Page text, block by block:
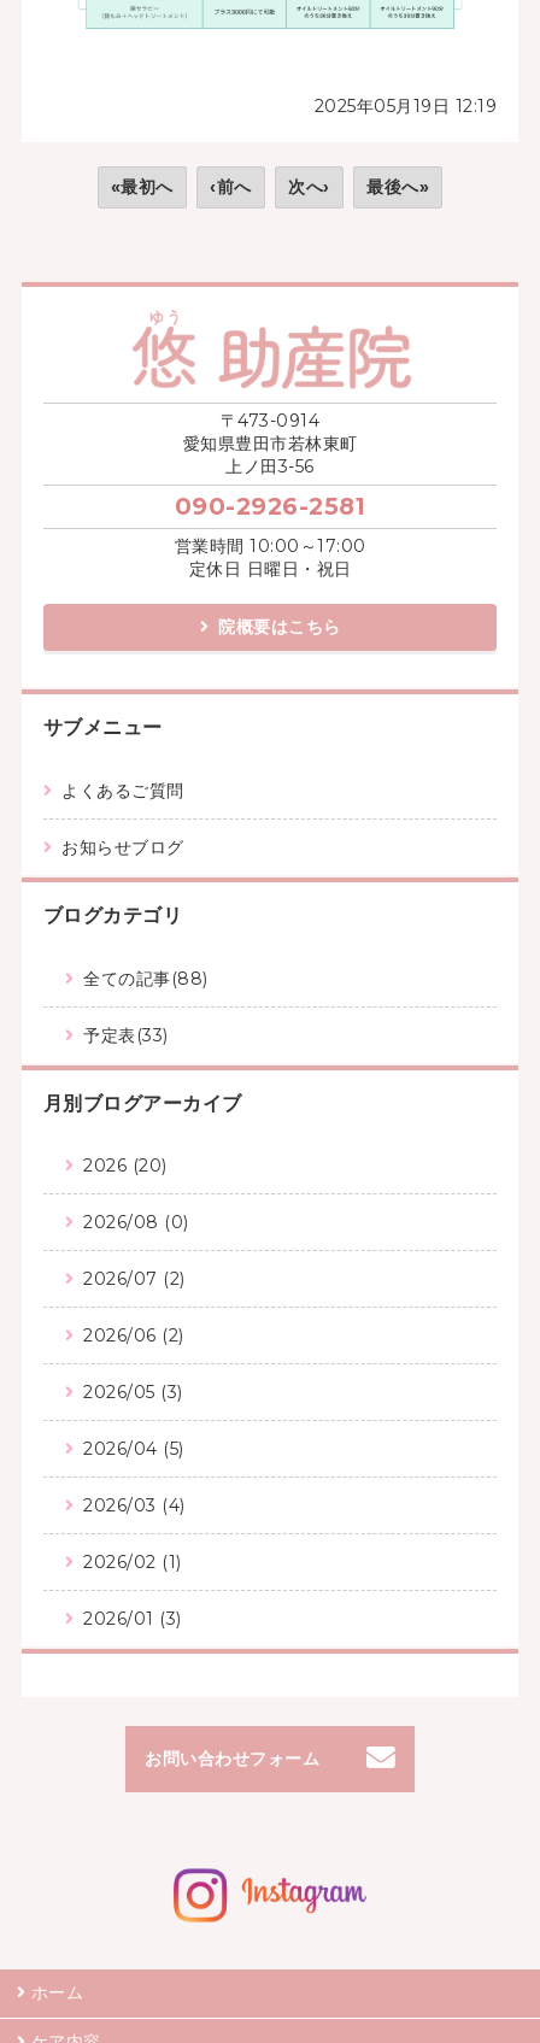
2025年05月19日 12:19
«最初へ ‹前へ 次へ› 最後へ»
〒473-0914
愛知県豊田市若林東町
上ノ田3-56
090-2926-2581
営業時間 10:00～17:00
定休日 日曜日・祝日
院概要はこちら
サブメニュー
よくあるご質問
お知らせブログ
ブログカテゴリ
全ての記事(88)
予定表(33)
月別ブログアーカイブ
2026 (20)
2026/08 (0)
2026/07 (2)
2026/06 (2)
2026/05 (3)
2026/04 (5)
2026/03 (4)
2026/02 (1)
2026/01 (3)
お問い合わせフォーム
ホーム